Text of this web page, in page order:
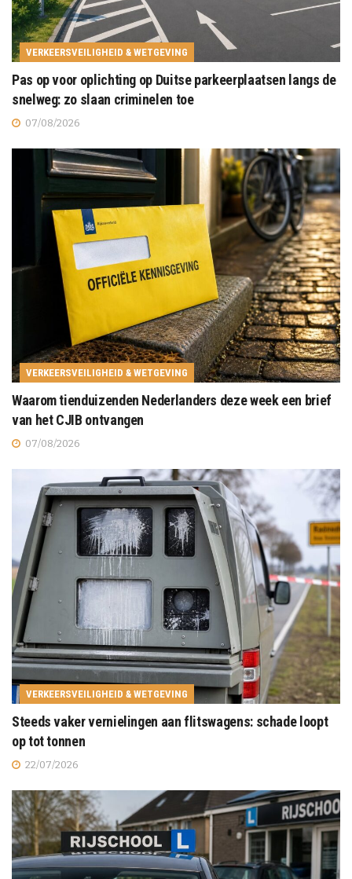
VERKEERSVEILIGHEID & WETGEVING
Pas op voor oplichting op Duitse parkeerplaatsen langs de
snelweg: zo slaan criminelen toe
07/08/2026
VERKEERSVEILIGHEID & WETGEVING
Waarom tienduizenden Nederlanders deze week een brief
van het CJIB ontvangen
07/08/2026
VERKEERSVEILIGHEID & WETGEVING
Steeds vaker vernielingen aan flitswagens: schade loopt
op tot tonnen
22/07/2026